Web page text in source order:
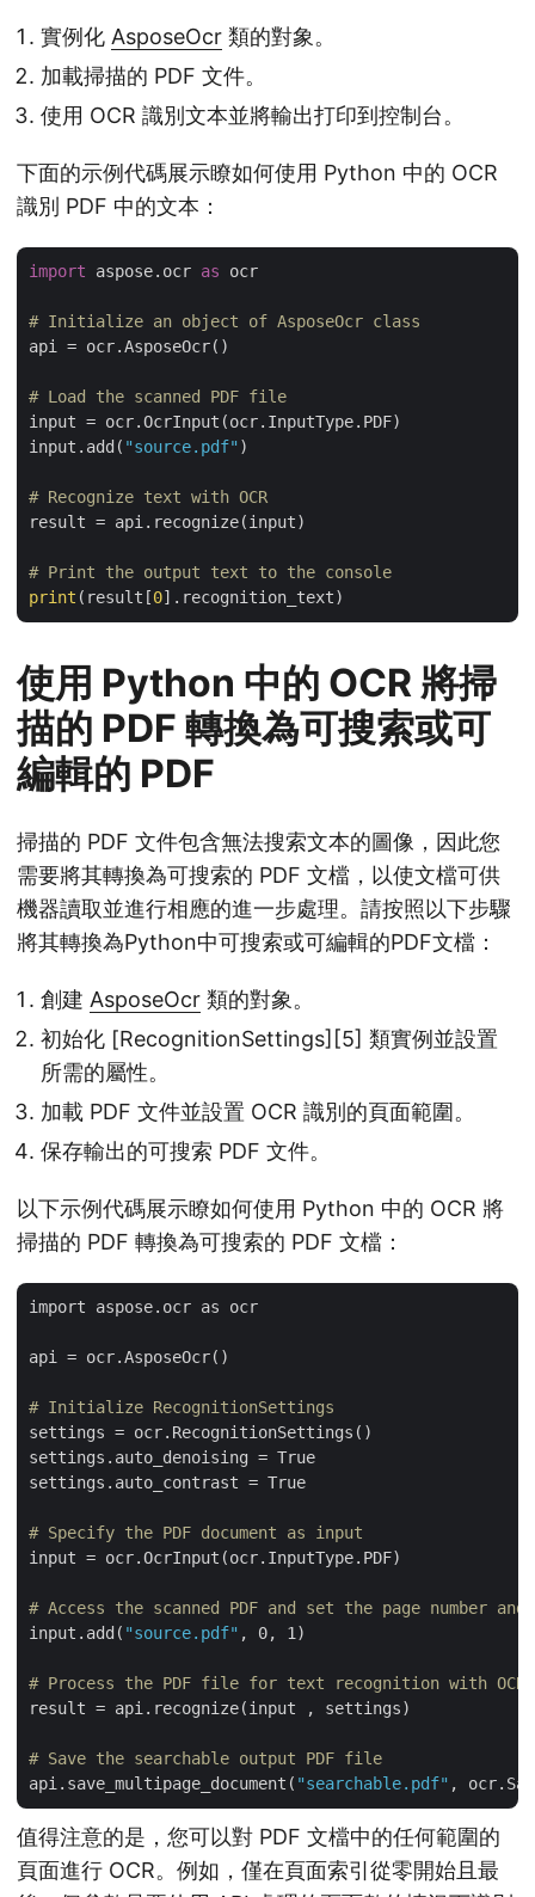
實例化 AsposeOcr 類的對象。
加載掃描的 PDF 文件。
使用 OCR 識別文本並將輸出打印到控制台。
下面的示例代碼展示瞭如何使用 Python 中的 OCR
識別 PDF 中的文本：
import aspose.ocr as ocr
# Initialize an object of AsposeOcr class
api = ocr.AsposeOcr()
# Load the scanned PDF file
input = ocr.OcrInput(ocr.InputType.PDF)
input.add( "source.pdf" )
# Recognize text with OCR
result = api.recognize(input)
# Print the output text to the console
print (result[0
使用 Python 中的 OCR 將掃
描的 PDF 轉換為可搜索或可
編輯的 PDF
掃描的 PDF 文件包含無法搜索文本的圖像，因此您
需要將其轉換為可搜索的 PDF 文檔，以使文檔可供
機器讀取並進行相應的進一步處理。請按照以下步驟
將其轉換為Python中可搜索或可編輯的PDF文檔：
創建 AsposeOcr 類的對象。
初始化 [RecognitionSettings][5] 類實例並設置
所需的屬性。
加載 PDF 文件並設置 OCR 識別的頁面範圍。
保存輸出的可搜索 PDF 文件。
以下示例代碼展示瞭如何使用 Python 中的 OCR 將
掃描的 PDF 轉換為可搜索的 PDF 文檔：
import aspose.ocr as ocr
api = ocr.AsposeOcr()
# Initialize RecognitionSettings
settings = ocr.RecognitionSettings()
settings.auto_denoising = True
settings.auto_contrast = True
# Specify the PDF document as input
input = ocr.OcrInput(ocr.InputType.PDF)
# Access the scanned PDF and set the page number
input.add( "source.pdf" , 0, 1)
# Process the PDF file for text recognition with OCR
result = api.recognize(input , settings)
# Save the searchable output PDF file
api.save_multipage_document( "searchable.pdf"
值得注意的是，您可以對 PDF 文檔中的任何範圍的
頁面進行 OCR。例如，僅在頁面索引從零開始且最